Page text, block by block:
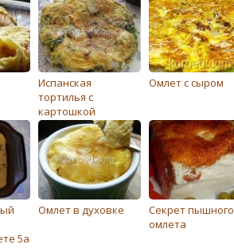
Испанская
тортилья с
картошкой
Омлет с сыром
5а
Омлет в духовке
Секрет пышного
омлета